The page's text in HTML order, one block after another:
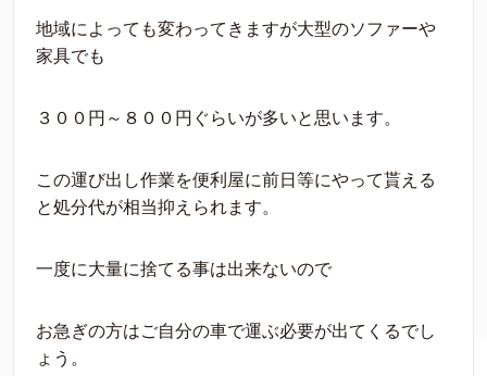
地域によっても変わってきますが大型のソファーや
家具でも
３００円～８００円ぐらいが多いと思います。
この運び出し作業を便利屋に前日等にやって貰える
と処分代が相当抑えられます。
一度に大量に捨てる事は出来ないので
お急ぎの方はご自分の車で運ぶ必要が出てくるでし
ょう。